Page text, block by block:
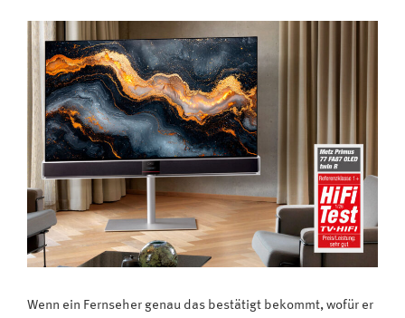
Wenn ein Fernseher genau das bestätigt bekommt, wofür er